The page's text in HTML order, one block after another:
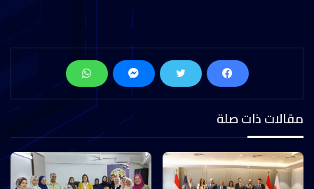
مقالات ذات صلة